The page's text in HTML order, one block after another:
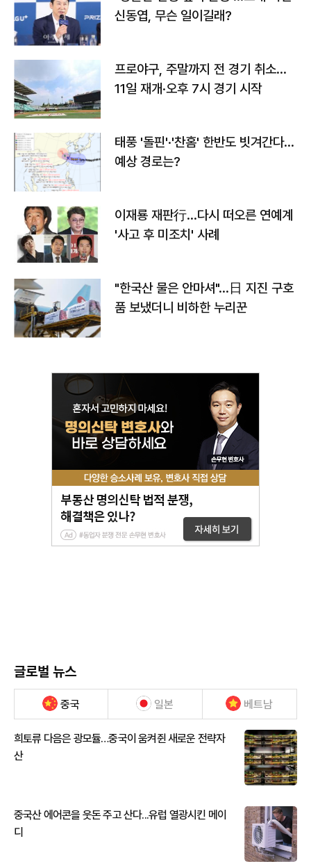
신동엽, 무슨 일이길래?
프로야구, 주말까지 전 경기 취소…
11일 재개·오후 7시 경기 시작
태풍 '돌핀'·'찬홈' 한반도 빗겨간다…
예상 경로는?
이재룡 재판行…다시 떠오른 연예계
'사고 후 미조치' 사례
"한국산 물은 안마셔"…日 지진 구호
품 보냈더니 비하한 누리꾼
글로벌 뉴스
중국 일본 베트남
희토류 다음은 광모듈…중국이 움켜쥔 새로운 전략자
산
중국산 에어콘을 웃돈 주고 산다...유럽 열광시킨 메이
디